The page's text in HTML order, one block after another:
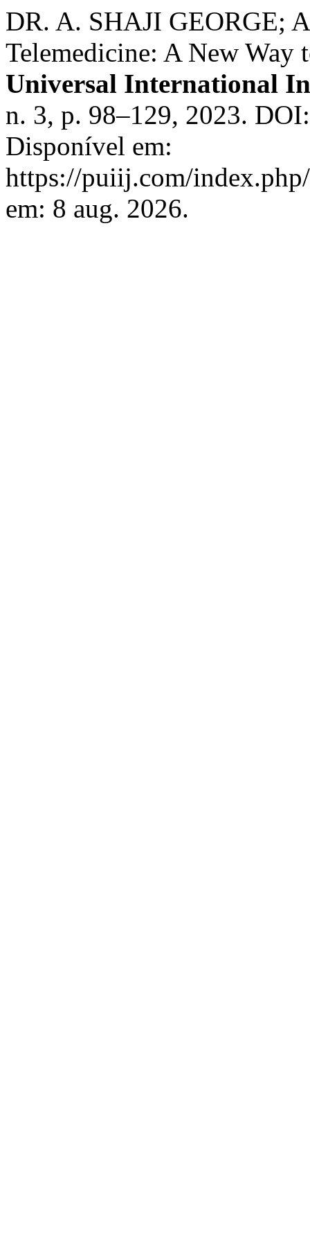
DR. A. SHAJI GEORGE;
Telemedicine: A New Way
Universal International
n. 3, p. 98–129, 2023.
Disponível em:
https://puiij.com/
em: 8 aug. 2026.